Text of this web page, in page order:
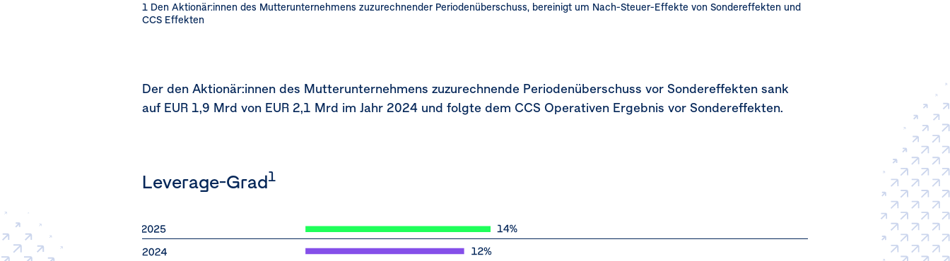
1 Den Aktionär:innen des Mutterunternehmens zuzurechnender Periodenüberschuss, bereinigt um Nach-Steuer-Effekte von Sondereffekten und
CCS Effekten
Der den Aktionär:innen des Mutterunternehmens zuzurechnende Periodenüberschuss vor Sondereffekten sank
auf EUR 1,9 Mrd von EUR 2,1 Mrd im Jahr 2024 und folgte dem CCS Operativen Ergebnis vor Sondereffekten.
Leverage-Grad1